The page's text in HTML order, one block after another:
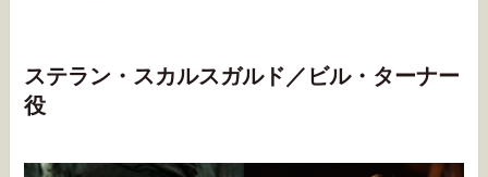
ステラン・スカルスガルド／ビル・ターナー
役